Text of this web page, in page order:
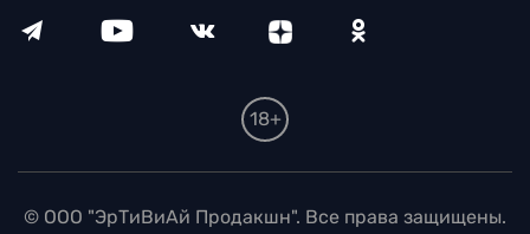
18+
© ООО "ЭрТиВиАй Продакшн". Все права защищены.